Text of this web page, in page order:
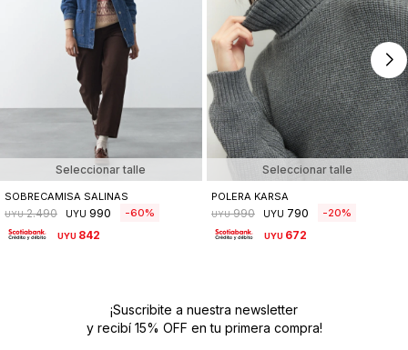
Seleccionar talle
SOBRECAMISA SALINAS
UYU 2.490 UYU 990 60
UYU 842
Seleccionar talle
POLERA KARSA
UYU 990 UYU 790 20
UYU 672
¡Suscribite a nuestra newsletter
y recibí 15% OFF en tu primera compra!